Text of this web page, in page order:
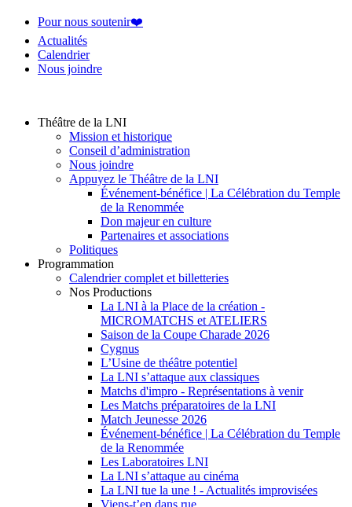
Pour nous soutenir❤️
Actualités
Calendrier
Nous joindre
Théâtre de la LNI
Mission et historique
Conseil d’administration
Nous joindre
Appuyez le Théâtre de la LNI
Événement-bénéfice | La Célébration du Temple
de la Renommée
Don majeur en culture
Partenaires et associations
Politiques
Programmation
Calendrier complet et billetteries
Nos Productions
La LNI à la Place de la création -
MICROMATCHS et ATELIERS
Saison de la Coupe Charade 2026
Cygnus
L’Usine de théâtre potentiel
La LNI s’attaque aux classiques
Matchs d'impro - Représentations à venir
Les Matchs préparatoires de la LNI
Match Jeunesse 2026
Événement-bénéfice | La Célébration du Temple
de la Renommée
Les Laboratoires LNI
La LNI s’attaque au cinéma
La LNI tue la une ! - Actualités improvisées
Viens-t’en dans rue